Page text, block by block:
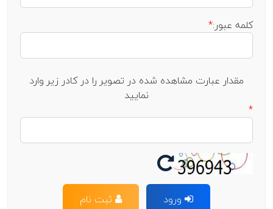
کلمه عبور:*
مقدار عبارت مشاهده شده در تصویر را در کادر زیر وارد
نمایید
*
ورود ثبت نام